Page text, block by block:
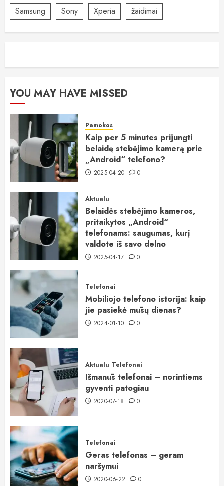
Samsung
Sony Xperia žaidimai
YOU MAY HAVE MISSED
Pamokos
Kaip per 5 minutes prijungti
belaidę stebėjimo kamerą prie
„Android“ telefono?
2025-04-20 0
Aktualu
Belaidės stebėjimo kameros,
pritaikytos „Android“
telefonams: saugumas, kurį
valdote iš savo delno
2025-04-17 0
Telefonai
Mobiliojo telefono istorija: kaip
jie pasiekė mūsų dienas?
2024-01-10 0
Aktualu Telefonai
Išmanūs telefonai – norintiems
gyventi patogiau
2020-07-18 0
Telefonai
Geras telefonas – geram
naršymui
2020-06-22 0